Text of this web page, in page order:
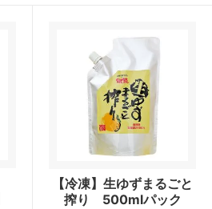
【冷凍】生ゆずまるごと
搾り 500mlパック